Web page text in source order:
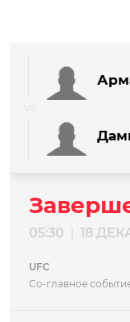
05:30 18
UFC
Со-главное